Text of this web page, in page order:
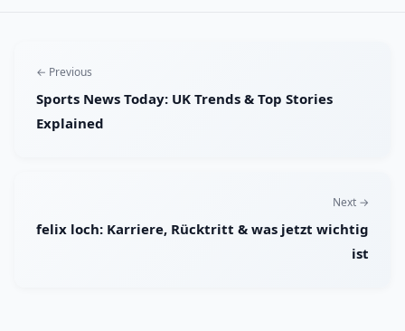
← Previous
Sports News Today: UK Trends & Top Stories
Explained
Next →
felix loch: Karriere, Rücktritt & was jetzt wichtig
ist